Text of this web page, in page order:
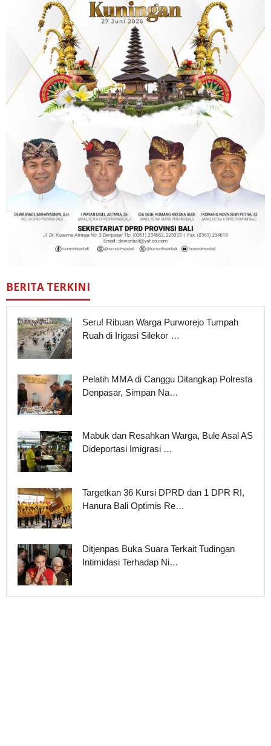
BERITA TERKINI
Seru! Ribuan Warga Purworejo Tumpah
Ruah di Irigasi Silekor …
Pelatih MMA di Canggu Ditangkap Polresta
Denpasar, Simpan Na…
Mabuk dan Resahkan Warga, Bule Asal AS
Dideportasi Imigrasi …
Targetkan 36 Kursi DPRD dan 1 DPR RI,
Hanura Bali Optimis Re…
Ditjenpas Buka Suara Terkait Tudingan
Intimidasi Terhadap Ni…